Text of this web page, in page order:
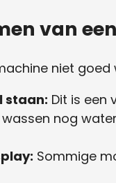
van
niet
staan: Dit is een
nog
Sommige